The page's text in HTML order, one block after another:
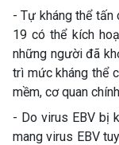
- Tự kháng thể tấn
19 có thể kích
những người đã
trì mức kháng thể
mềm, cơ quan
- Do virus EBV bị
mang virus EBV